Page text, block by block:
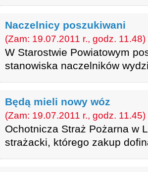
Naczelnicy poszukiwani
(Zam: 19.07.2011 r., godz. 11.48)
W Starostwie Powiatowym
stanowiska naczelników
Będą mieli nowy wóz
(Zam: 19.07.2011 r., godz. 11.45)
Ochotnicza Straż Pożarna w
strażacki, którego zakup